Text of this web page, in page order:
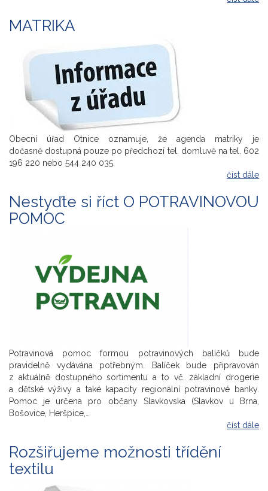
MATRIKA
Obecní úřad Otnice oznamuje, že agenda matriky je
dočasně dostupná pouze po předchozí tel. domluvě na tel. 602
196 220 nebo 544 240 035.
číst dále
Nestyďte si říct O POTRAVINOVOU
POMOC
Potravinová pomoc formou potravinových balíčků bude
pravidelně vydávána potřebným. Balíček bude připravován
z aktuálně dostupného sortimentu a to vč. základní drogerie
a dětské výživy a také kapacity regionální potravinové banky.
Pomoc je určena pro občany Slavkovska (Slavkov u Brna,
Bošovice, Heršpice,…
číst dále
Rozšiřujeme možnosti třídění
textilu